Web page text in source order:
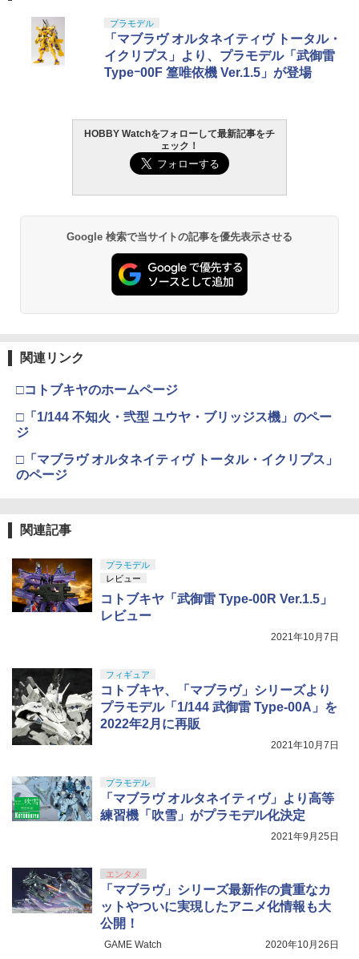
TAMASHII NATIONS S.H.フィギュアー
ツ（真骨彫製法） 仮面ライダーBLACK
RX 約150mm PVC&ABS&布製 塗装済み
可動フィギュア
TAMASHII NATIONS DX超合金 超時空要
塞マクロス VF-1S バルキリー ロイ・フ
0mm ABS&ダイキャスト&PVC製 塗装済
￥26,400
【POP MART 公式ストア】THE MONS
4
52TOYS BLINDBOX ディズニー プリン
5
TAMASHII NATIONS S.H.フィギュアー
ツ 呪術廻戦 懐玉・玉折 五条悟-呪術高
専- 約160mm PVC&ABS製 塗装済み可動
￥8,373
BANDAI SPIRITS(バンダイ スピリッツ)
HG 機動新世紀ガンダムX ガンダムレオ
パルド 1/144スケール 色分け済みプラモ
デル
BANDAI SPIRITS(バンダイ スピリッツ)
機動警察パトレイバー EZY RG 1/48 AV-
みプラモデル
BANDAI SPIRITS(バンダイ スピリッツ)
30MS SIS-J00 メルンジャ[カラーA] 色
4
マックスファクトリー PLAMATEA MX
ちゃん 組み立て式プラモデル ノンスケ
ール 全高約160mm
￥10,087
￥3,600
東京マルイ(TOKYO MARUI) No.25 コル
ト ガバメント HG 18歳以上エアーHOP
ハンドガン
￥3,384
東京マルイ(TOKYO MARUI) No.21 H&K
USP HG 18歳以上エアーHOPハンドガン
東京マルイ (TOKYO MARUI) ガスブロー
バックマシンガン No.14 20式 5.56mm
小銃 18歳以上 ガスブローバック
￥219,500
4
￥2,666
5
東京マルイ No.10 ハイキャパ5.1 10歳以
LOCTITE(ロックタイト) シールはがし
プレミアム 220ml
￥962
タミヤ クラフトツールシリーズ No.123
先細薄刃ニッパー (ゲートカット用) プラ
モデル用工具 74123
￥2,674
GSIクレオス Mr.トップコート 水性プレ
ミアムトップコートスプレー 光沢 88ml
ホビー用仕上材 B601
8ml ホビー用仕上材 B603
￥710
5
プラモデル
「マブラヴ オルタネイティヴ トータル・
イクリプス」より、プラモデル「武御雷
Typeｰ00F 篁唯依機 Ver.1.5」が登場
HOBBY Watchをフォローして最新記事をチ
ェック！
Google 検索で当サイトの記事を優先表示させる
関連リンク
□コトブキヤのホームページ
□「1/144 不知火・弐型 ユウヤ・ブリッジス機」のペー
ジ
□「マブラヴ オルタネイティヴ トータル・イクリプス」
のページ
関連記事
プラモデル
レビュー
コトブキヤ「武御雷 Type-00R Ver.1.5」
レビュー
2021年10月7日
フィギュア
コトブキヤ、「マブラヴ」シリーズより
プラモデル「1/144 武御雷 Type-00A」を
2022年2月に再販
2021年10月7日
プラモデル
「マブラヴ オルタネイティヴ」より高等
練習機「吹雪」がプラモデル化決定
2021年9月25日
エンタメ
「マブラヴ」シリーズ最新作の貴重なカ
ットやついに実現したアニメ化情報も大
公開！
GAME Watch 2020年10月26日